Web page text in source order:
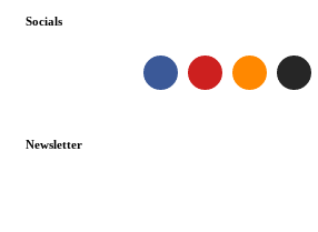
Socials
Newsletter